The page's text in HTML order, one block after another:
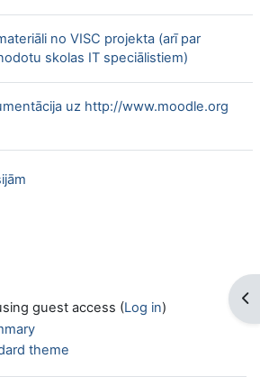
no VISC projekta (arī par
skolas IT speciālistiem)
uz http://www.moodle.org
guest access (Log in)
theme